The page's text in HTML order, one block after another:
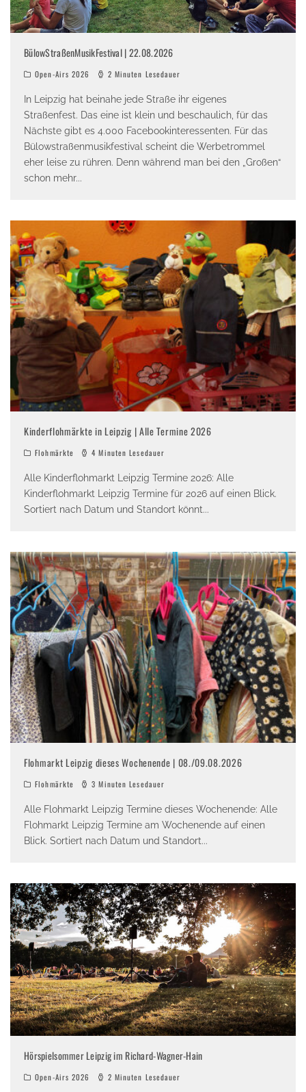
BülowStraßenMusikFestival | 22.08.2026
Open-Airs 2026 2 Minuten Lesedauer
In Leipzig hat beinahe jede Straße ihr eigenes
Straßenfest. Das eine ist klein und beschaulich, für das
Nächste gibt es 4.000 Facebookinteressenten. Für das
Bülowstraßenmusikfestival scheint die Werbetrommel
eher leise zu rühren. Denn während man bei den „Großen“
schon mehr...
Kinderflohmärkte in Leipzig | Alle Termine 2026
Flohmärkte 4 Minuten Lesedauer
Alle Kinderflohmarkt Leipzig Termine 2026: Alle
Kinderflohmarkt Leipzig Termine für 2026 auf einen Blick.
Sortiert nach Datum und Standort könnt...
Flohmarkt Leipzig dieses Wochenende | 08./09.08.2026
Flohmärkte 3 Minuten Lesedauer
Alle Flohmarkt Leipzig Termine dieses Wochenende: Alle
Flohmarkt Leipzig Termine am Wochenende auf einen
Blick. Sortiert nach Datum und Standort...
Hörspielsommer Leipzig im Richard-Wagner-Hain
Open-Airs 2026 2 Minuten Lesedauer